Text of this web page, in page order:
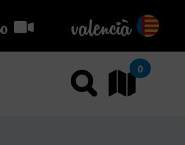
valencià
Usar el
0